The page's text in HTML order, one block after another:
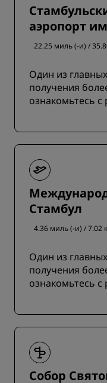
аэропорт
22.25 миль (-и) /
Один из
получения
ознакомьтесь с
Стамбул
4.36 миль (-и) / 7.02
Один из
получения
ознакомьтесь с
Собор